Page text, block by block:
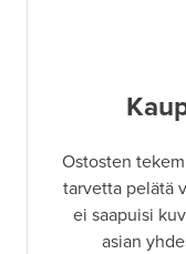
Ostosten
tarvetta pelätä
ei saapuisi
asian